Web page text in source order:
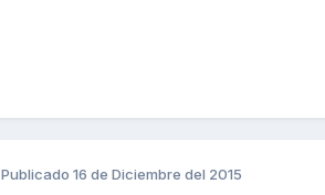
Publicado 16 de Diciembre del 2015